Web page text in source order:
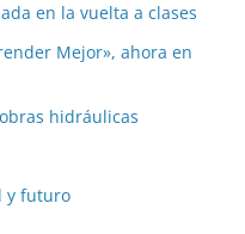
en la vuelta a clases
Mejor», ahora en
hidráulicas
y futuro